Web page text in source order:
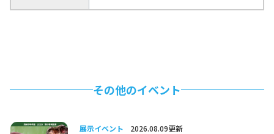
その他のイベント
展示イベント 2026.08.09更新